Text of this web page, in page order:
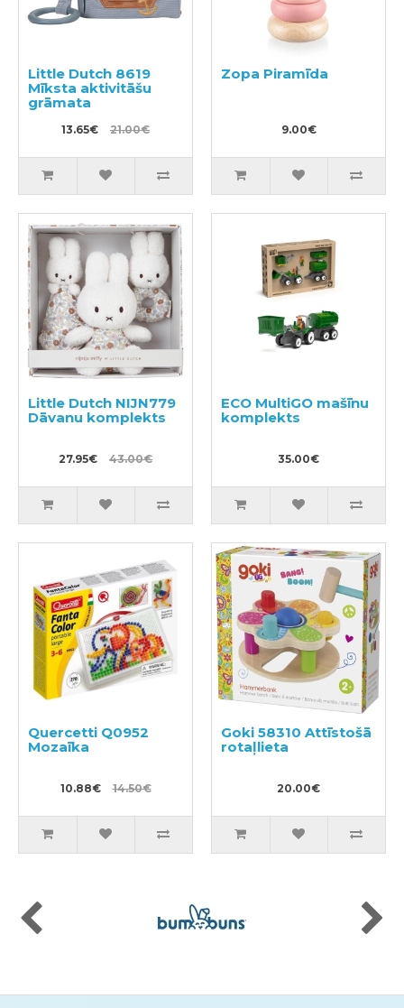
Little Dutch 8619
Mīksta aktivitāšu
grāmata
13.65€ 21.00€
Zopa Piramīda
9.00€
Little Dutch NIJN779
Dāvanu komplekts
27.95€ 43.00€
ECO MultiGO mašīnu
komplekts
35.00€
Quercetti Q0952
Mozaīka
10.88€ 14.50€
Goki 58310 Attīstošā
rotaļlieta
20.00€